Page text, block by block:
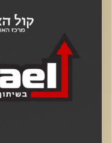
אירחו ד"ר יוסי מערבי,
איתי ברון את שאול
המרתקת צללה אל עומק
בפתרון יצירתי
איכות החיים בישראל